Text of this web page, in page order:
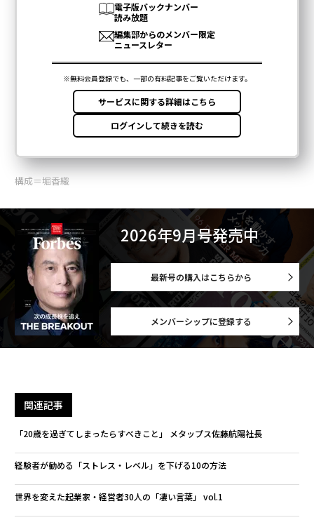
構成＝堀香織
2026年9月号発売中
最新号の購入はこちらから
メンバーシップに登録する
関連記事
「20歳を過ぎてしまったらすべきこと」 メタップス佐藤航陽社長
経験者が勧める「ストレス・レベル」を下げる10の方法
世界を変えた起業家・経営者30人の「凄い言葉」 vol.1